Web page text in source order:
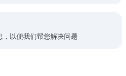
，以便我们帮您解决问题